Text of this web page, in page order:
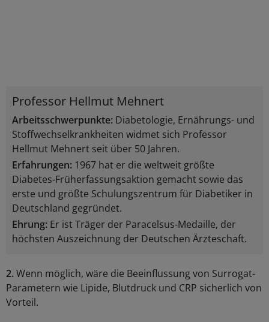
Professor Hellmut Mehnert
Arbeitsschwerpunkte: Diabetologie, Ernährungs- und
Stoffwechselkrankheiten widmet sich Professor
Hellmut Mehnert seit über 50 Jahren.
Erfahrungen: 1967 hat er die weltweit größte
Diabetes-Früherfassungsaktion gemacht sowie das
erste und größte Schulungszentrum für Diabetiker in
Deutschland gegründet.
Ehrung: Er ist Träger der Paracelsus-Medaille, der
höchsten Auszeichnung der Deutschen Ärzteschaft.
2.Wenn möglich, wäre die Beeinflussung von Surrogat-
Parametern wie Lipide, Blutdruck und CRP sicherlich von
Vorteil.